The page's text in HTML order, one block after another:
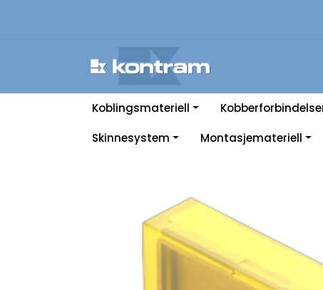
Koblingsmateriell
Skinnesystem
Montasjemateriell